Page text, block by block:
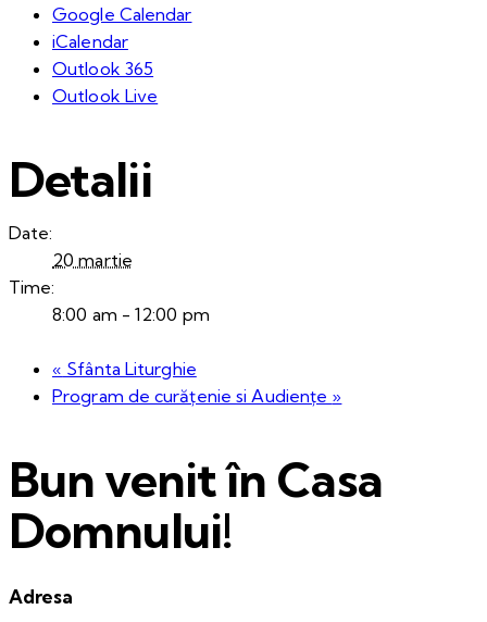
Google Calendar
iCalendar
Outlook 365
Outlook Live
Detalii
Date:
20 martie
Time:
8:00 am - 12:00 pm
« Sfânta Liturghie
Program de curățenie si Audiențe »
Bun venit în Casa
Domnului!
Adresa